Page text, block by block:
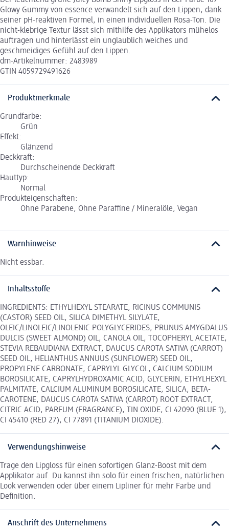
Glowy Gummy von essence verwandelt sich auf den Lippen, dank
seiner pH-reaktiven Formel, in einen individuellen Rosa-Ton. Die
nicht-klebrige Textur lässt sich mithilfe des Applikators mühelos
auftragen und hinterlässt ein unglaublich weiches und
geschmeidiges Gefühl auf den Lippen.
dm-Artikelnummer: 2483989
GTIN 4059729491626
Produktmerkmale
Grundfarbe:
Grün
Effekt:
Glänzend
Deckkraft:
Durchscheinende Deckkraft
Hauttyp:
Normal
Produkteigenschaften:
Ohne Parabene, Ohne Paraffine / Mineralöle, Vegan
Warnhinweise
Nicht essbar.
Inhaltsstoffe
INGREDIENTS: ETHYLHEXYL STEARATE, RICINUS COMMUNIS
(CASTOR) SEED OIL, SILICA DIMETHYL SILYLATE,
OLEIC/LINOLEIC/LINOLENIC POLYGLYCERIDES, PRUNUS AMYGDALUS
DULCIS (SWEET ALMOND) OIL, CANOLA OIL, TOCOPHERYL ACETATE,
STEVIA REBAUDIANA EXTRACT, DAUCUS CAROTA SATIVA (CARROT)
SEED OIL, HELIANTHUS ANNUUS (SUNFLOWER) SEED OIL,
PROPYLENE CARBONATE, CAPRYLYL GLYCOL, CALCIUM SODIUM
BOROSILICATE, CAPRYLHYDROXAMIC ACID, GLYCERIN, ETHYLHEXYL
PALMITATE, CALCIUM ALUMINUM BOROSILICATE, SILICA, BETA-
CAROTENE, DAUCUS CAROTA SATIVA (CARROT) ROOT EXTRACT,
CITRIC ACID, PARFUM (FRAGRANCE), TIN OXIDE, CI 42090 (BLUE 1),
CI 45410 (RED 27), CI 77891 (TITANIUM DIOXIDE).
Verwendungshinweise
Trage den Lipgloss für einen sofortigen Glanz-Boost mit dem
Applikator auf. Du kannst ihn solo für einen frischen, natürlichen
Look verwenden oder über einem Lipliner für mehr Farbe und
Definition.
Anschrift des Unternehmens